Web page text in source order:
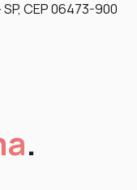
CEP 06473-900
.